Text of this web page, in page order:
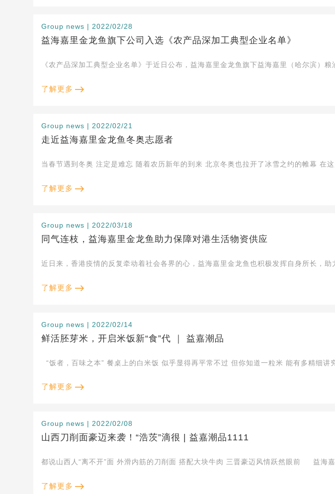
Group news | 2022/02/28
益海嘉里金龙鱼旗下公司入选《农产品深加工典型企业名单》
《农产品深加工典型企业名单》于近日公布，益海嘉里金龙鱼旗下益海嘉里（哈尔滨）
了解更多
Group news | 2022/02/21
走近益海嘉里金龙鱼冬奥志愿者
了解更多
Group news | 2022/03/18
同气连枝，益海嘉里金龙鱼助力保障对港生活物资供应
了解更多
Group news | 2022/02/14
鲜活胚芽米，开启米饭新“食”代 ｜ 益嘉潮品
了解更多
Group news | 2022/02/08
山西刀削面豪迈来袭！“浩茨”滴很 | 益嘉潮品1111
都说山西人“离不开”面 外滑内筋
了解更多